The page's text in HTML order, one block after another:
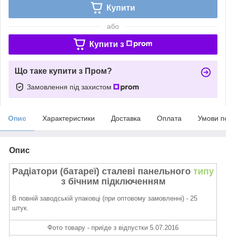
Купити
або
Купити з
Що таке купити з Пром?
Замовлення під захистом
Опис Характеристики Доставка Оплата Умови
Опис
Радіатори (батареї) сталеві панельного типу
з бічним підключенням
В повній заводській упаковці (при оптовому замовленні) - 25
штук.
Фото товару - приїде з відпустки 5.07.2016